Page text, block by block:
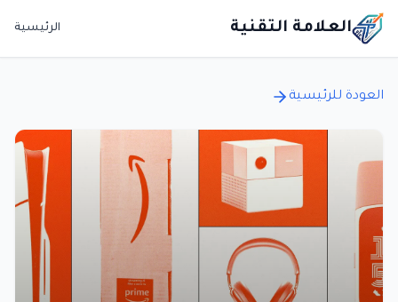
العلامة التقنية الرئيسية
العودة للرئيسية